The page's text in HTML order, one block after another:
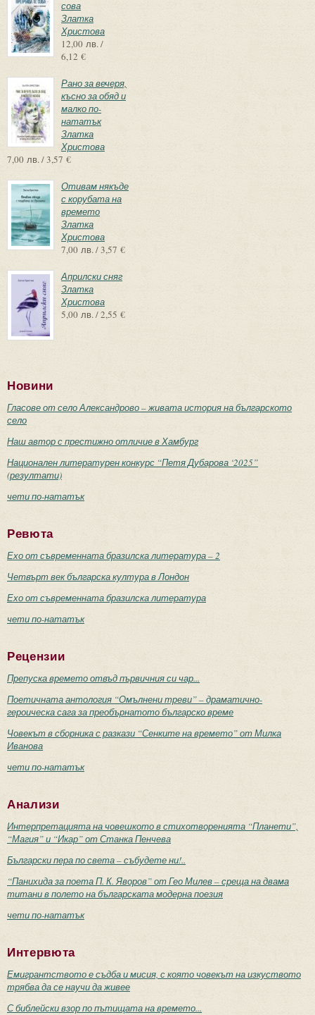
сова
Златка
Христова
12,00 лв. /
6,12 €
Рано за вечеря,
късно за обяд и
малко по-
нататък
Златка
Христова
7,00 лв. / 3,57 €
Отивам някъде
с корубата на
времето
Златка
Христова
7,00 лв. / 3,57 €
Априлски сняг
Златка
Христова
5,00 лв. / 2,55 €
Новини
Гласове от село Александрово – живата история на българското
село
Наш автор с престижно отличие в Хамбург
Национален литературен конкурс “Петя Дубарова ‘2025”
(резултати)
чети по-нататък
Ревюта
Ехо от съвременната бразилска литература – 2
Четвърт век българска култура в Лондон
Ехо от съвременната бразилска литература
чети по-нататък
Рецензии
Препуска времето отвъд първичния си чар...
Поетичната антология “Омълнени треви” – драматично-
героическа сага за преобърнатото българско време
Човекът в сборника с разкази “Сенките на времето” от Милка
Иванова
чети по-нататък
Анализи
Интерпретацията на човешкото в стихотворенията “Планети”,
“Магия” и “Икар” от Станка Пенчева
Български пера по света – събудете ни!..
“Панихида за поета П. К. Яворов” от Гео Милев – среща на двама
титани в полето на българската модерна поезия
чети по-нататък
Интервюта
Емигрантството е съдба и мисия, с която човекът на изкуството
трябва да се научи да живее
С библейски взор по пътищата на времето...